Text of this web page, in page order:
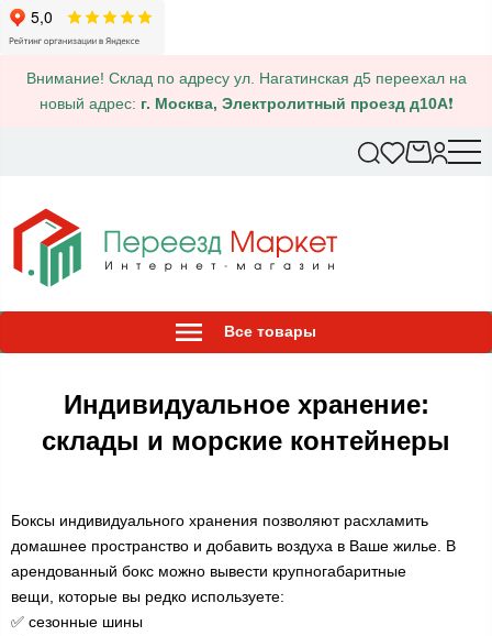
Внимание! Склад по адресу ул. Нагатинская д5 переехал на
новый адрес: г. Москва, Электролитный проезд д10А❗
Все товары
Индивидуальное хранение:
склады и морские контейнеры
Боксы индивидуального хранения позволяют расхламить
домашнее пространство и добавить воздуха в Ваше жилье. В
арендованный бокс можно вывести крупногабаритные
вещи, которые вы редко используете:
✅ сезонные шины